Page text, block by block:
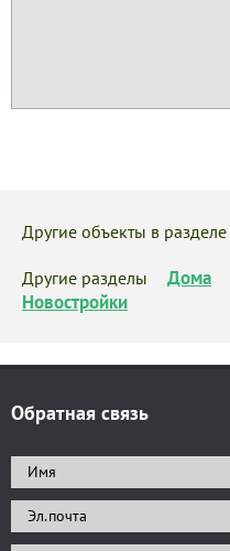
Другие объекты в разделе
Другие разделы Дома
Новостройки
Обратная связь